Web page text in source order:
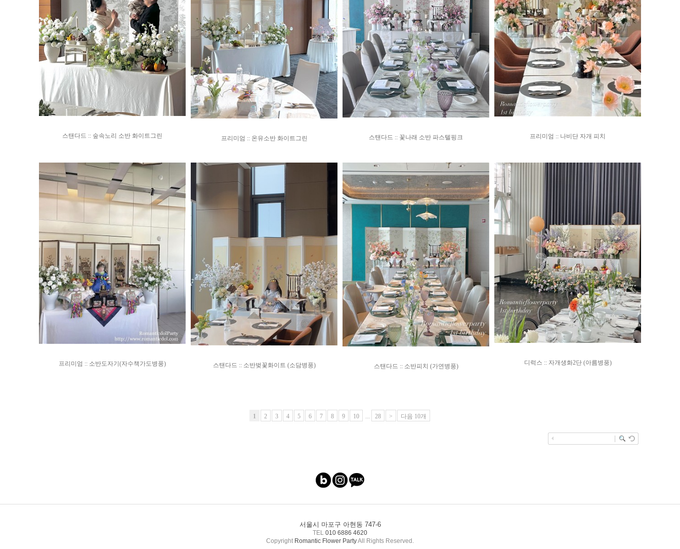
스탠다드 :: 숲속노리 소반 화이트그린 프리미엄 :: 온유소반 화이트그린 스탠다드 :: 꽃나래 소반 파스텔핑크 프리미엄 :: 나비단 자개 피치
프리미엄 :: 소반도자기(자수책가도병풍) 스탠다드 :: 소반벚꽃화이트 (소담병풍) 스탠다드 :: 소반피치 (가연병풍) 디럭스 :: 자개생화2단 (아름병풍)
1 2 3 4 5 6 7 8 9 10 ... 28 > 다음 10개
서울시 마포구 아현동 747-6
TEL 010 6886 4620
Copyright Romantic Flower PartyAll Rights Reserved.